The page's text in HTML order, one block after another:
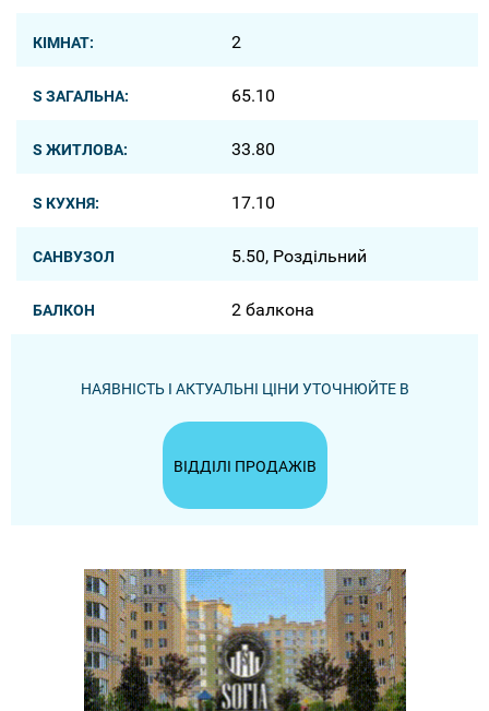
КІМНАТ: 2
S ЗАГАЛЬНА: 65.10
S ЖИТЛОВА: 33.80
S КУХНЯ: 17.10
САНВУЗОЛ 5.50, Роздільний
БАЛКОН 2 балкона
НАЯВНІСТЬ І АКТУАЛЬНІ ЦІНИ УТОЧНЮЙТЕ В
ВІДДІЛІ ПРОДАЖІВ